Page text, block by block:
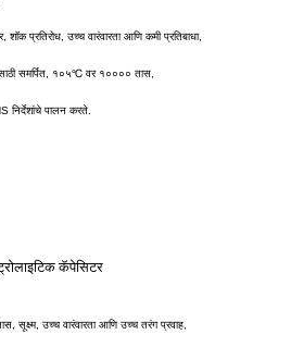
शॉक प्रतिरोध, उच्च वारंवारता आणि कमी प्रतिबाधा,
समर्पित, १०५℃ वर १०००० तास,
पालन करते.
कॅपेसिटर
उच्च वारंवारता आणि उच्च तरंग प्रवाह,